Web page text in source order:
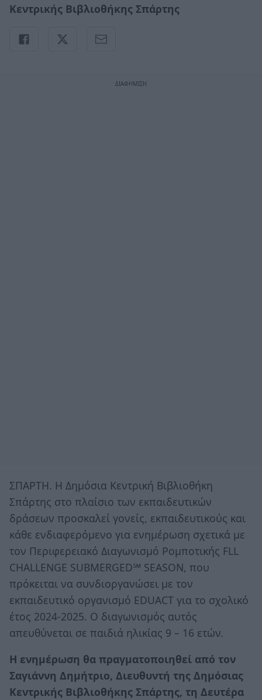
Κεντρικής Βιβλιοθήκης Σπάρτης
ΣΠΑΡΤΗ. Η Δημόσια Κεντρική Βιβλιοθήκη
Σπάρτης στο πλαίσιο των εκπαιδευτικών
δράσεων προσκαλεί γονείς, εκπαιδευτικούς και
κάθε ενδιαφερόμενο για ενημέρωση σχετικά με
τον Περιφερειακό Διαγωνισμό Ρομποτικής FLL
CHALLENGE SUBMERGED℠ SEASON, που
πρόκειται να συνδιοργανώσει με τον
εκπαιδευτικό οργανισμό EDUACT για το σχολικό
έτος 2024-2025. Ο διαγωνισμός αυτός
απευθύνεται σε παιδιά ηλικίας 9 – 16 ετών.
Η ενημέρωση θα πραγματοποιηθεί από τον
Σαγιάννη Δημήτριο, Διευθυντή της Δημόσιας
Κεντρικής Βιβλιοθήκης Σπάρτης, τη Δευτέρα